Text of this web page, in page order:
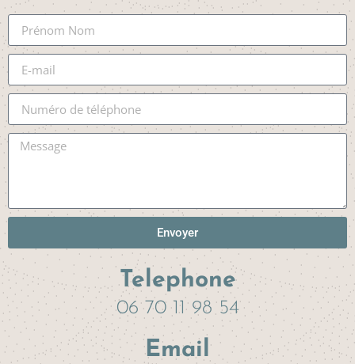
Telephone
06 70 11 98 54
Email
Envoyer